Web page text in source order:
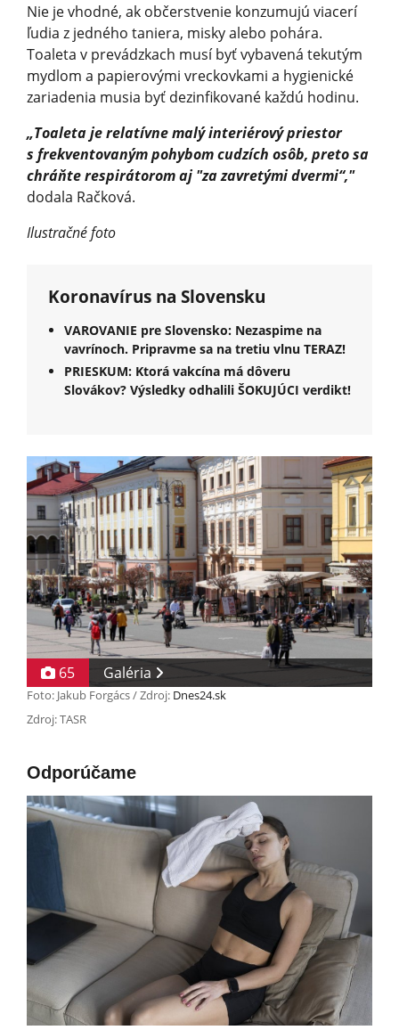
Nie je vhodné, ak občerstvenie konzumujú viacerí
ľudia z jedného taniera, misky alebo pohára.
Toaleta v prevádzkach musí byť vybavená tekutým
mydlom a papierovými vreckovkami a hygienické
zariadenia musia byť dezinfikované každú hodinu.
„Toaleta je relatívne malý interiérový priestor
s frekventovaným pohybom cudzích osôb, preto sa
chráňte respirátorom aj "za zavretými dvermi“,"
dodala Račková.
Ilustračné foto
Koronavírus na Slovensku
VAROVANIE pre Slovensko: Nezaspime na
vavrínoch. Pripravme sa na tretiu vlnu TERAZ!
PRIESKUM: Ktorá vakcína má dôveru
Slovákov? Výsledky odhalili ŠOKUJÚCI verdikt!
65 Galéria
Foto: Jakub Forgács / Zdroj: Dnes24.sk
Zdroj: TASR
Odporúčame